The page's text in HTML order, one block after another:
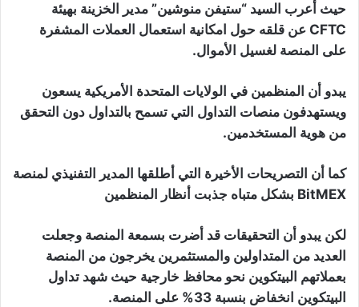
حيث أعرب السيد “ستيفن منوشين” مدير الخزينة بهيئة
CFTC عن قلقه حول امكانية استعمال العملات المشفرة
على المنصة لغسيل الأموال.
يبدو أن المنظمين في الولايات المتحدة الأمريكية يسعون
ويستهدفون منصات التداول التي تسمح بالتداول دون التحقق
من هوية المستخدمين.
كما أن التصريحات الأخيرة التي أطلقها المدير التفنيذي لمنصة
BitMEX بشكل متباه جذبت أنظار المنظمين
لكن يبدو أن التحقيقات قد أضرت بسمعة المنصة وجعلت
العديد من المتداولين والمستثمرين يخرجون من المنصة
بعملاتهم البيتكوين نحو محافظ خارجية حيث شهد تداول
البيتكوين انخفاض بنسبة 33% على المنصة.